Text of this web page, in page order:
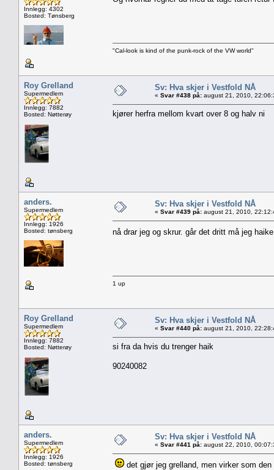
Innlegg: 4302
Bosted: Tønsberg
"Cal-look is kind of the punk-rock of the VW world"
Roy Grelland
Supermedlem
Innlegg: 7882
Bosted: Nøtterøy
Sv: Hva skjer i Vestfold NÅ
« Svar #438 på: august 21, 2010,
kjører herfra mellom kvart over 8 og halv ni
anders.
Supermedlem
Innlegg: 1926
Bosted: tønsberg
Sv: Hva skjer i Vestfold NÅ
« Svar #439 på: august 21, 2010,
nå drar jeg og skrur. går det dritt må jeg
1 up
Roy Grelland
Supermedlem
Innlegg: 7882
Bosted: Nøtterøy
Sv: Hva skjer i Vestfold NÅ
« Svar #440 på: august 21, 2010,
si fra da hvis du trenger haik
90240082
anders.
Supermedlem
Innlegg: 1926
Bosted: tønsberg
Sv: Hva skjer i Vestfold NÅ
« Svar #441 på: august 22, 2010,
det gjør jeg grelland, men virker som